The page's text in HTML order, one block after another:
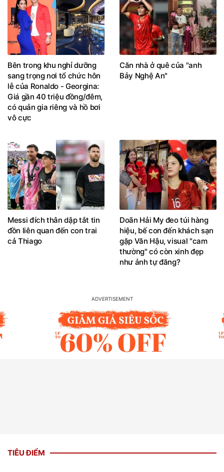
Bên trong khu nghỉ dưỡng
sang trọng nơi tổ chức hôn
lễ của Ronaldo - Georgina:
Giá gần 40 triệu đồng/đêm,
có quản gia riêng và hồ bơi
vô cực
Căn nhà ở quê của "anh
Bảy Nghệ An"
Messi đích thân dập tắt tin
đồn liên quan đến con trai
cả Thiago
Doãn Hải My đeo túi hàng
hiệu, bế con đến khách sạn
gặp Văn Hậu, visual "cam
thường" có còn xinh đẹp
như ảnh tự đăng?
TIÊU ĐIỂM